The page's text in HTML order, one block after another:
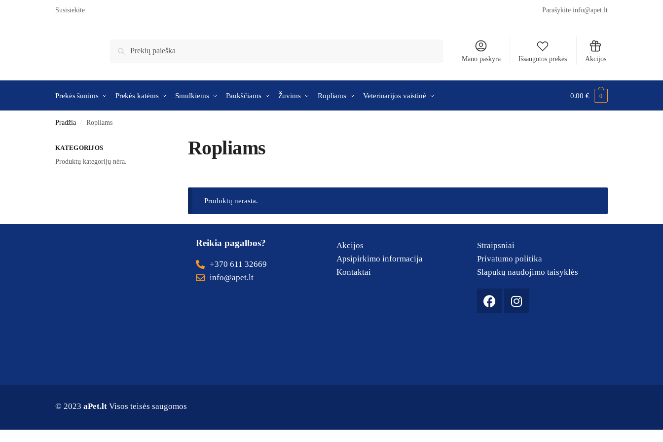
Susisiekite Parašykite info@apet.lt
Ieškoti
Mano paskyra Išsaugotos prekės Akcijos
Prekės šunims Prekės katėms Smulkiems Paukščiams Žuvims Ropliams Veterinarijos vaistinė 0.00€ 0
Pradžia / Ropliams
Ropliams
Produktų nerasta.
KATEGORIJOS
Produktų kategorijų nėra.
Reikia pagalbos?
+370 611 32669
info@apet.lt
Akcijos
Apsipirkimo informacija
Kontaktai
Straipsniai
Privatumo politika
Slapukų naudojimo taisyklės
© 2023 aPet.lt Visos teisės saugomos